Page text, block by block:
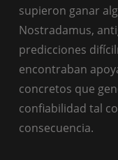
supieron ganar
Nostradamus,
predicciones
encontraban
concretos que
confiabilidad tal
consecuencia.